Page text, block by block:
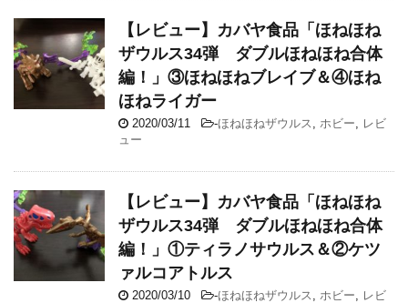
【レビュー】カバヤ食品「ほねほね
ザウルス34弾 ダブルほねほね合体
編！」③ほねほねブレイブ＆④ほね
ほねライガー
2020/03/11 -ほねほねザウルス ホビー
レビ
ュー
【レビュー】カバヤ食品「ほねほね
ザウルス34弾 ダブルほねほね合体
編！」①ティラノサウルス＆②ケツ
ァルコアトルス
2020/03/10 -ほねほねザウルス ホビー
レビ